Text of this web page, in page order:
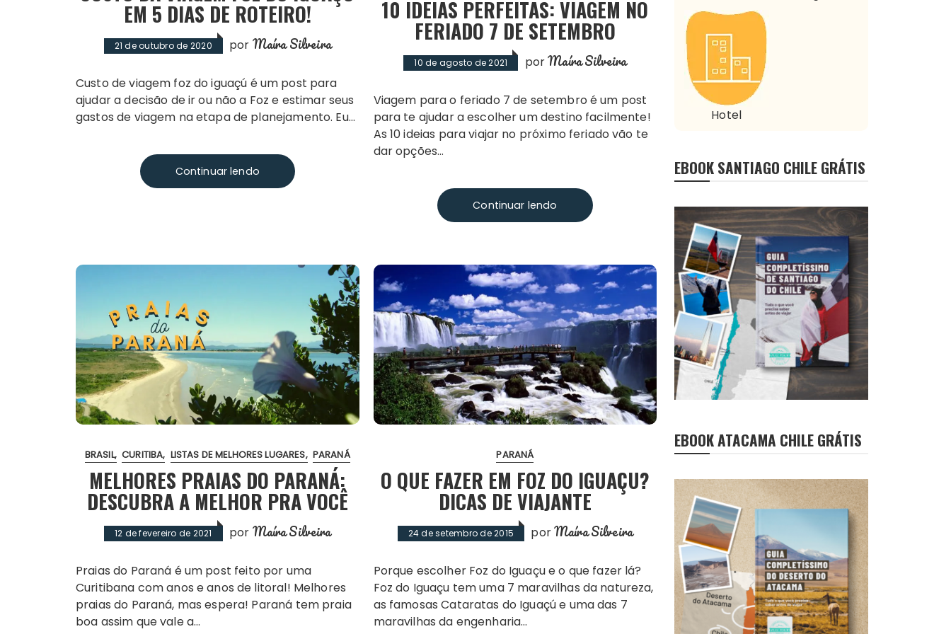
EM 5 DIAS DE ROTEIRO!
21 de outubro de 2020 por Maíra Silveira
Custo de viagem foz do iguaçú é um post para
ajudar a decisão de ir ou não a Foz e estimar seus
gastos de viagem na etapa de planejamento. Eu…
Continuar lendo
10 IDEIAS PERFEITAS: VIAGEM NO
FERIADO 7 DE SETEMBRO
10 de agosto de 2021 porMaíra Silveira
Viagem para o feriado 7 de setembro é um post
para te ajudar a escolher um destino facilmente!
As 10 ideias para viajar no próximo feriado vão te
dar opções…
Continuar lendo
BRASIL CURITIBA LISTAS DE MELHORES LUGARES PARANÁ
MELHORES PRAIAS DO PARANÁ:
DESCUBRA A MELHOR PRA VOCÊ
12 de fevereiro de 2021 por Maíra Silveira
Praias do Paraná é um post feito por uma
Curitibana com anos e anos de litoral! Melhores
praias do Paraná, mas espera! Paraná tem praia
boa assim que vale a…
PARANÁ
O QUE FAZER EM FOZ DO IGUAÇU?
DICAS DE VIAJANTE
24 de setembro de 2015 porMaíra Silveira
Porque escolher Foz do Iguaçu e o que fazer lá?
Foz do Iguaçu tem uma 7 maravilhas da natureza,
as famosas Cataratas do Iguaçú e uma das 7
maravilhas da engenharia…
Hotel
EBOOK SANTIAGO CHILE GRÁTIS
EBOOK ATACAMA CHILE GRÁTIS